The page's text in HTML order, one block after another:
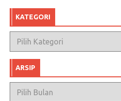
Maret 21, 2019
KATEGORI
Kategori
ARSIP
Arsip